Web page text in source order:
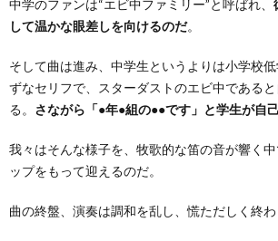
中学のファンは“エビ中ファミリー”と呼ばれ、
して温かな眼差しを向けるのだ。
そして曲は進み、中学生というよりは小学校
ずなセリフで、スターダストのエビ中である
る。 さながら「●年●組の●●です」と学生が自
我々はそんな様子を、牧歌的な笛の音が響く
ップをもって迎えるのだ。
曲の終盤、演奏は調和を乱し、慌ただしく終わ